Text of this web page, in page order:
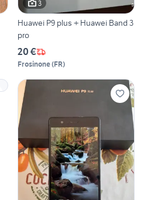
3
Huawei P9 plus + Huawei Band 3
pro
20 €
Frosinone(FR)